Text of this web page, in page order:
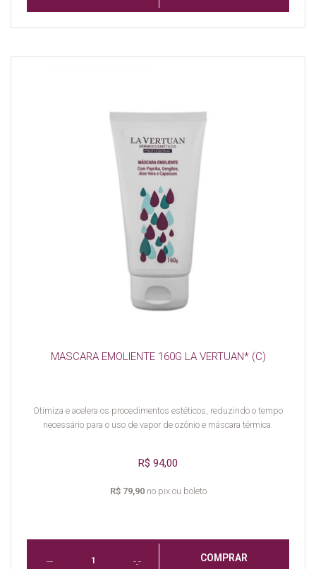
MASCARA EMOLIENTE 160G LA VERTUAN* (C)
Otimiza e acelera os procedimentos estéticos, reduzindo o tempo
necessário para o uso de vapor de ozônio e máscara térmica.
R$ 94,00
R$ 79,90no pix ou boleto
COMPRAR